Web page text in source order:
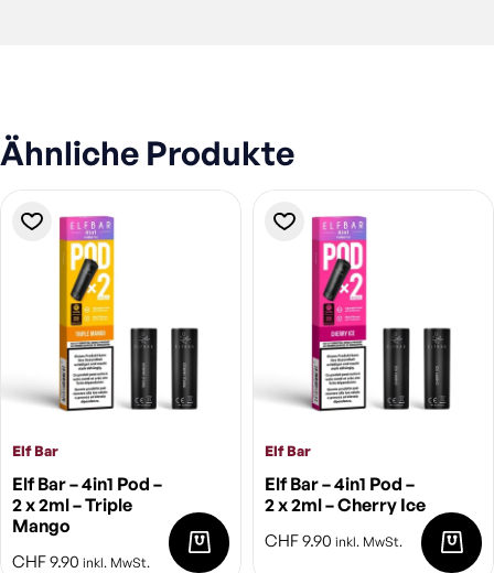
Ähnliche Produkte
Elf Bar
Elf Bar – 4in1 Pod –
2 x 2ml – Triple
Mango
CHF9.90 inkl. MwSt.
Elf Bar
Elf Bar – 4in1 Pod –
2 x 2ml – Cherry Ice
CHF9.90 inkl. MwSt.